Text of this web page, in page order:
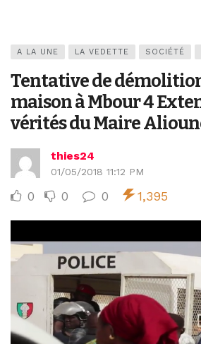
A LA UNE LA VEDETTE SOCIÉTÉ
Tentative de
maison à Mbour 4
vérités du Maire
thies24
01/05/2018 11:12 PM
0 0 0 1,395